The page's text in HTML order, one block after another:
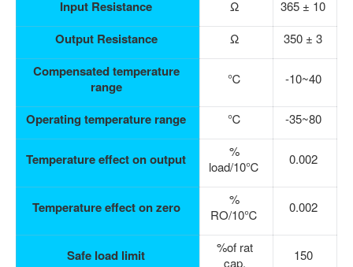
Input Resistance Ω 365 ± 10
Output Resistance Ω 350 ± 3
Compensated temperature
range
℃ -10~40
Operating temperature range ℃ -35~80
Temperature effect on output
%
load/10℃
0.002
Temperature effect on zero
%
RO/10℃
0.002
Safe load limit
%of rat
cap.
150